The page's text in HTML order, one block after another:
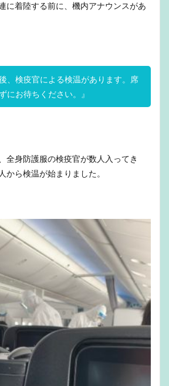
に着陸する前に、機内アナウンスがあ
後、検疫官による検温があります。席
にお待ちください。』
全身防護服の検疫官が数人入ってき
から検温が始まりました。